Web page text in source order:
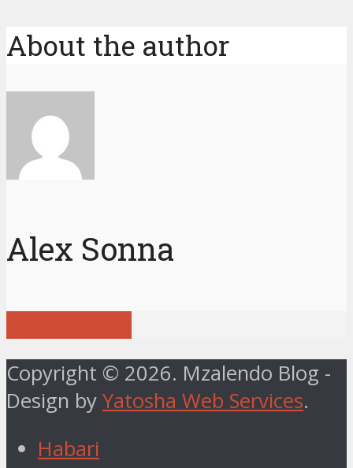
About the author
Alex Sonna
Copyright © 2026. Mzalendo Blog -
Design by Yatosha Web Services.
Habari